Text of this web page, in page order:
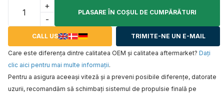
+
-
PLASARE ÎN COŞUL DE CUMPĂRĂTURI
CALL US TRIMITE-NE UN E-MAIL
Care este diferența dintre calitatea OEM și calitatea aftermarket? Daţi
clic aici pentru mai multe informaţii.
Pentru a asigura aceeaşi viteză şi a preveni posibile diferenţe, datorate
uzurii, recomandăm să schimbaţi sistemul de propulsie finală pe